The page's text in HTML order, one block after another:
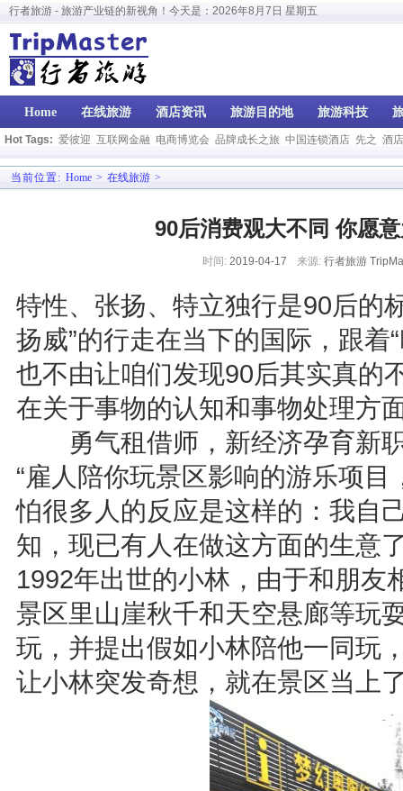
行者旅游 - 旅游产业链的新视角！今天是： 2026年8月7日 星期五
Home 在线旅游 酒店资讯 旅游目的地 旅游科技
Hot Tags: 爱彼迎 互联网金融 电商博览会 品牌成长之旅 中国连锁酒店 先之 酒
当前位置: Home > 在线旅游 >
90后消费观大不同 你愿
时间: 2019-04-17 来源: 行者旅游
特性、张扬、特立独行是90后的
扬威”的行走在当下的国际，跟着
也不由让咱们发现90后其实真的
在关于事物的认知和事物处理方
勇气租借师，新经济孕育新
“雇人陪你玩景区影响的游乐项
怕很多人的反应是这样的：我自
知，现已有人在做这方面的生意
1992年出世的小林，由于和朋友
景区里山崖秋千和天空悬廊等玩
玩，并提出假如小林陪他一同玩
让小林突发奇想，就在景区当上